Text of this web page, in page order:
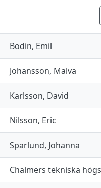
Bodin, Emil
Johansson, Malva
Karlsson, David
Nilsson, Eric
Sparlund, Johanna
Chalmers tekniska